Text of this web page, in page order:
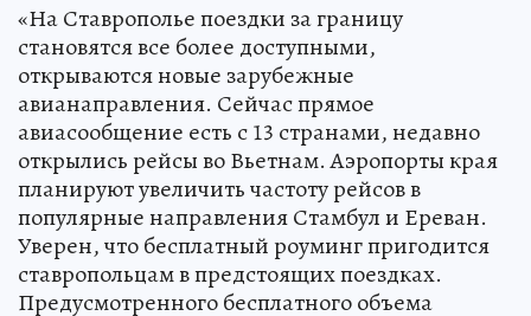
«На Ставрополье поездки за границу
становятся все более доступными,
открываются новые зарубежные
авианаправления. Сейчас прямое
авиасообщение есть с 13 странами, недавно
открылись рейсы во Вьетнам. Аэропорты края
планируют увеличить частоту рейсов в
популярные направления Стамбул и Ереван.
Уверен, что бесплатный роуминг пригодится
ставропольцам в предстоящих поездках.
Предусмотренного бесплатного объема